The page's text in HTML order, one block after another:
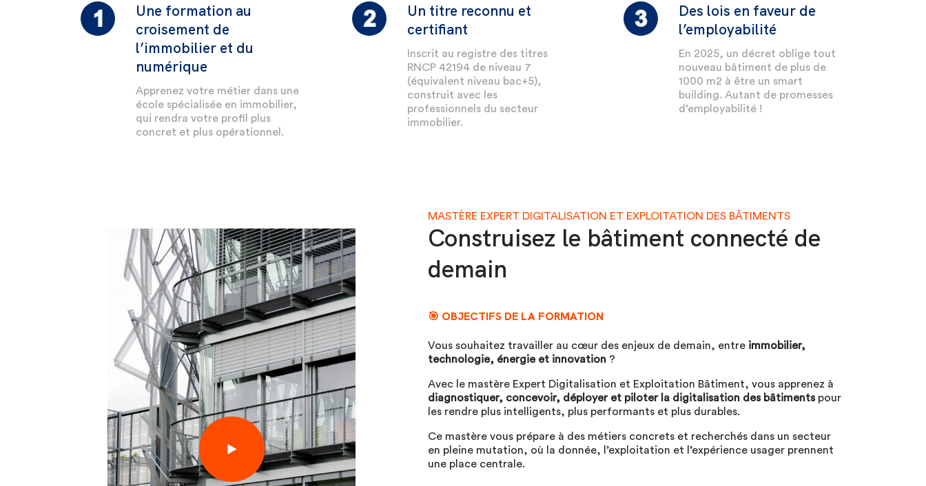
Une formation au
croisement de
l’immobilier et du
numérique
Apprenez votre métier dans une
école spécialisée en immobilier,
qui rendra votre profil plus
concret et plus opérationnel.
Un titre reconnu et
certifiant
Inscrit au registre des titres
RNCP 42194 de niveau 7
(équivalent niveau bac+5),
construit avec les
professionnels du secteur
immobilier.
Des lois en faveur de
l’employabilité
En 2025, un décret oblige tout
nouveau bâtiment de plus de
1000 m2 à être un smart
building. Autant de promesses
d’employabilité !
MASTÈRE EXPERT DIGITALISATION ET EXPLOITATION DES BÂTIMENTS
Construisez le bâtiment connecté de
demain
🎯 OBJECTIFS DE LA FORMATION
Vous souhaitez travailler au cœur des enjeux de demain, entre immobilier,
technologie, énergie et innovation ?
Avec le mastère Expert Digitalisation et Exploitation Bâtiment, vous apprenez à
diagnostiquer, concevoir, déployer et piloter la digitalisation des bâtimentspour
les rendre plus intelligents, plus performants et plus durables.
Ce mastère vous prépare à des métiers concrets et recherchés dans un secteur
en pleine mutation, où la donnée, l’exploitation et l’expérience usager prennent
une place centrale.